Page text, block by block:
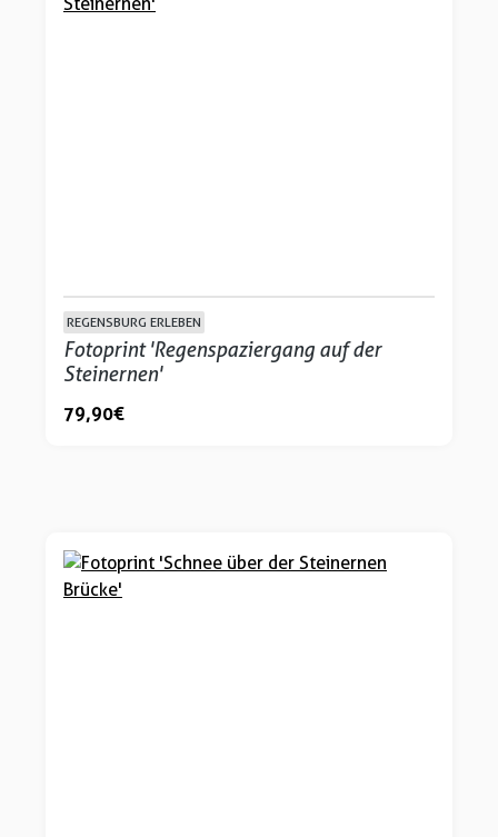
REGENSBURG ERLEBEN
Fotoprint 'Regenspaziergang auf der
Steinernen'
79,90 €